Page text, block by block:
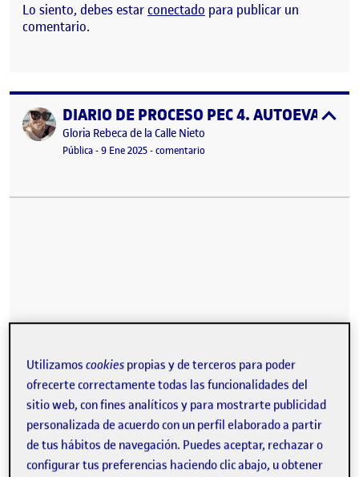
Lo siento, debes estarconectado para publicar un
comentario.
Publicado porDIARIO DE PROCESO PEC 4.
Publicado por
Gloria Rebeca de la Calle Nieto
Visibilidad:
Pública-Fecha de publicación
9 Ene 202523 septiembre, 2025 7:28 pm
-comentario
Utilizamoscookies propias y de terceros para poder
ofrecerte correctamente todas las funcionalidades del
sitio web, con fines analíticos y para mostrarte publicidad
personalizada de acuerdo con un perfil elaborado a partir
de tus hábitos de navegación. Puedes aceptar, rechazar o
configurar tus preferencias haciendo clic abajo, u obtener